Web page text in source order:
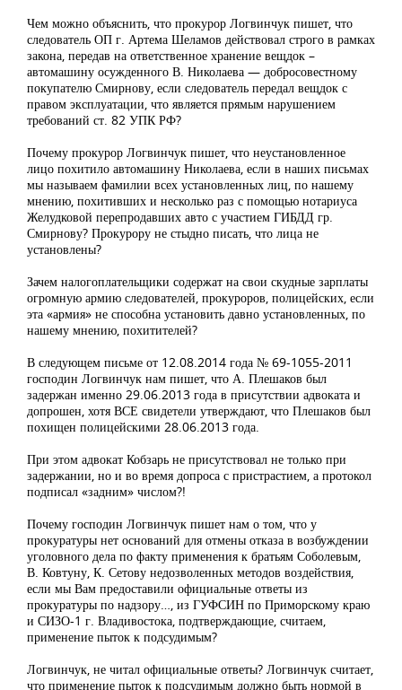
Чем можно объяснить, что прокурор Логвинчук пишет, что
следователь ОП г. Артема Шеламов действовал строго в рамках
закона, передав на ответственное хранение вещдок –
автомашину осужденного В. Николаева — добросовестному
покупателю Смирнову, если следователь передал вещдок с
правом эксплуатации, что является прямым нарушением
требований ст. 82 УПК РФ?
Почему прокурор Логвинчук пишет, что неустановленное
лицо похитило автомашину Николаева, если в наших письмах
мы называем фамилии всех установленных лиц, по нашему
мнению, похитивших и несколько раз с помощью нотариуса
Желудковой перепродавших авто с участием ГИБДД гр.
Смирнову? Прокурору не стыдно писать, что лица не
установлены?
Зачем налогоплательщики содержат на свои скудные зарплаты
огромную армию следователей, прокуроров, полицейских, если
эта «армия» не способна установить давно установленных, по
нашему мнению, похитителей?
В следующем письме от 12.08.2014 года № 69-1055-2011
господин Логвинчук нам пишет, что А. Плешаков был
задержан именно 29.06.2013 года в присутствии адвоката и
допрошен, хотя ВСЕ свидетели утверждают, что Плешаков был
похищен полицейскими 28.06.2013 года.
При этом адвокат Кобзарь не присутствовал не только при
задержании, но и во время допроса с пристрастием, а протокол
подписал «задним» числом?!
Почему господин Логвинчук пишет нам о том, что у
прокуратуры нет оснований для отмены отказа в возбуждении
уголовного дела по факту применения к братьям Соболевым,
В. Ковтуну, К. Сетову недозволенных методов воздействия,
если мы Вам предоставили официальные ответы из
прокуратуры по надзору…, из ГУФСИН по Приморскому краю
и СИЗО-1 г. Владивостока, подтверждающие, считаем,
применение пыток к подсудимым?
Логвинчук, не читал официальные ответы? Логвинчук считает,
что применение пыток к подсудимым должно быть нормой в